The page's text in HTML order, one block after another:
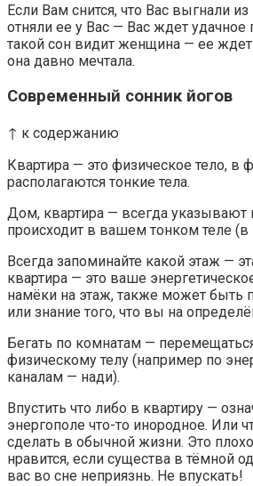
Если Вам снится, что Вас выгнали
отняли ее у Вас — Вас ждет удачное
такой сон видит женщина — ее
она давно мечтала.
Современный сонник йогов
↑ к содержанию
Квартира — это физическое тело, в
располагаются тонкие тела.
Дом, квартира — всегда указывают
происходит в вашем тонком теле (в
Всегда запоминайте какой этаж —
квартира — это ваше
намёки на этаж, также может быть
или знание того, что вы на
Бегать по комнатам —
физическому телу (например по
каналам — нади).
Впустить что либо в квартиру —
энергополе что-то инородное. Или
сделать в обычной жизни. Это
нравится, если существа в тёмной
вас во сне неприязнь. Не впускать!